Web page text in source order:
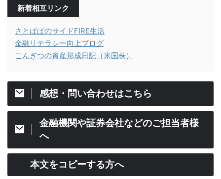
新着相互リンク
さとぱぱのサイドFIRE生活
金融リテラシー向上ブログ
ごんぎつの資産形成日記（米国株）
感想・問い合わせはこちら
金融機関や証券会社などのご担当者様
へ
本文をコピーする方へ